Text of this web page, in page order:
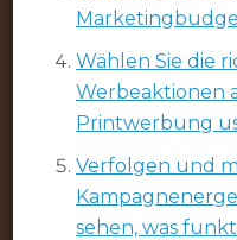
Wählen Sie die
Werbeaktionen
Printwerbung
Verfolgen und
sehen, was